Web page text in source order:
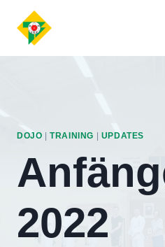
Inhalt
DOJO |TRAINING UPDATES
2022